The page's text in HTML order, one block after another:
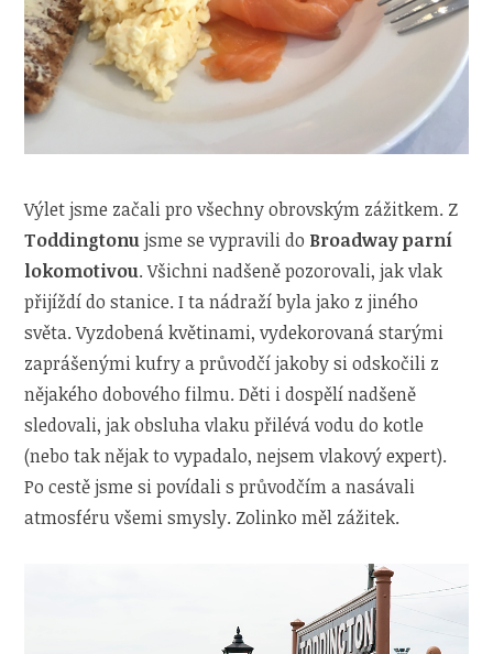
Výlet jsme začali pro všechny obrovským zážitkem. Z
Toddingtonujsme se vypravili do Broadway parní
lokomotivou. Všichni nadšeně pozorovali, jak vlak
přijíždí do stanice. I ta nádraží byla jako z jiného
světa. Vyzdobená květinami, vydekorovaná starými
zaprášenými kufry a průvodčí jakoby si odskočili z
nějakého dobového filmu. Děti i dospělí nadšeně
sledovali, jak obsluha vlaku přilévá vodu do kotle
(nebo tak nějak to vypadalo, nejsem vlakový expert).
Po cestě jsme si povídali s průvodčím a nasávali
atmosféru všemi smysly. Zolinko měl zážitek.